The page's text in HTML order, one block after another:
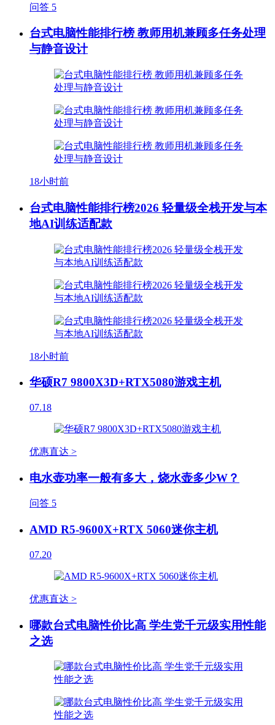
问答 5
台式电脑性能排行榜 教师用机兼顾多任务处理
与静音设计
18小时前
台式电脑性能排行榜2026 轻量级全栈开发与本
地AI训练适配款
18小时前
华硕R7 9800X3D+RTX5080游戏主机
07.18
优惠直达 >
电水壶功率一般有多大，烧水壶多少W？
问答 5
AMD R5-9600X+RTX 5060迷你主机
07.20
优惠直达 >
哪款台式电脑性价比高 学生党千元级实用性能
之选